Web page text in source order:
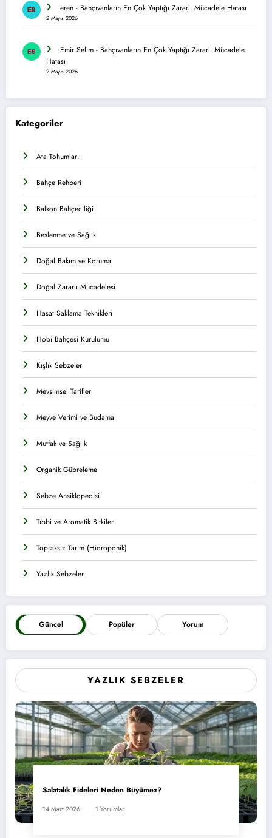
eren - Bahçıvanların En Çok Yaptığı Zararlı Mücadele Hatası
2 Mayıs 2026
Emir Selim - Bahçıvanların En Çok Yaptığı Zararlı Mücadele
Hatası
2 Mayıs 2026
Kategoriler
Ata Tohumları
Bahçe Rehberi
Balkon Bahçeciliği
Beslenme ve Sağlık
Doğal Bakım ve Koruma
Doğal Zararlı Mücadelesi
Hasat Saklama Teknikleri
Hobi Bahçesi Kurulumu
Kışlık Sebzeler
Mevsimsel Tarifler
Meyve Verimi ve Budama
Mutfak ve Sağlık
Organik Gübreleme
Sebze Ansiklopedisi
Tıbbi ve Aromatik Bitkiler
Topraksız Tarım (Hidroponik)
Yazlık Sebzeler
Güncel Popüler Yorum
YAZLIK SEBZELER
Salatalık Fideleri Neden Büyümez?
14 Mart 2026 1 Yorumlar